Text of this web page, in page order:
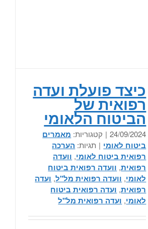
כיצד פועלת ועדה
רפואית של
הביטוח הלאומי
24/09/2024
| קטגוריות: מאמרים
ביטוח לאומי | תגיות: הערכה
רפואית ביטוח לאומי, וועדה
רפואית, וועדה רפואית ביטוח
לאומי, וועדה רפואית מל"ל, ועדה
רפואית, ועדה רפואית ביטוח
לאומי, ועדה רפואית מל"ל